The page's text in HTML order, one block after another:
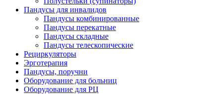
Пандусы для инвалидов
Пандусы комбинированные
Пандусы перекатные
Пандусы складные
Пандусы телескопические
Рециркуляторы
Эрготерапия
Пандусы, поручни
Оборудование для больниц
Оборудование для РЦ